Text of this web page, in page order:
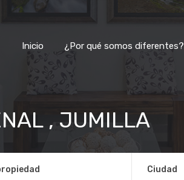
Inicio ¿Por qué somos diferentes?
, JUMILLA
Ciudad